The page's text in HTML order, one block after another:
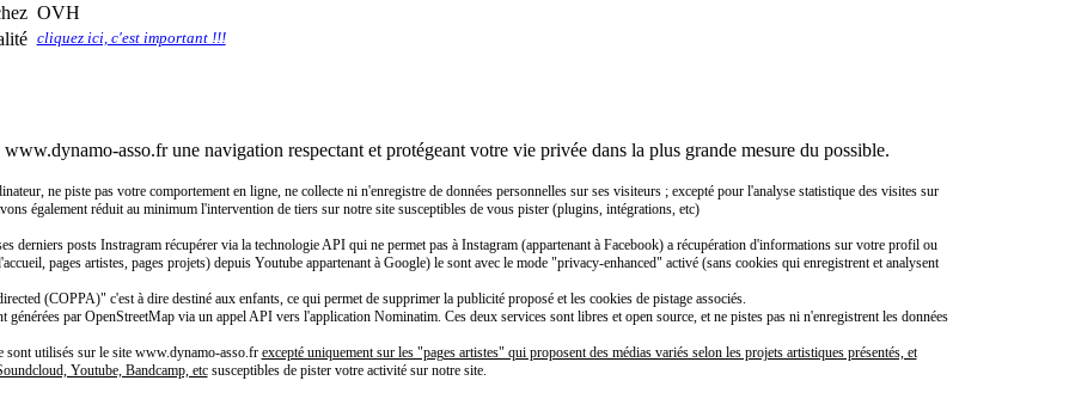
OVH
cliquez ici, c'est important !!!
asso.fr une navigation respectant et protégeant votre vie privée dans la plus grande mesure du possible.
ne piste pas votre comportement en ligne, ne collecte ni n'enregistre de données personnelles sur ses visiteurs ; excepté pour l'analyse statistique des visites sur
également réduit au minimum l'intervention de tiers sur notre site susceptibles de vous pister (plugins, intégrations, etc)
derniers posts Instragram récupérer via la technologie API qui ne permet pas à Instagram (appartenant à Facebook) a récupération d'informations sur votre profil ou
pages artistes, pages projets) depuis Youtube appartenant à Google) le sont avec le mode "privacy-enhanced" activé (sans cookies qui enregistrent et analysent
(COPPA)" c'est à dire destiné aux enfants, ce qui permet de supprimer la publicité proposé et les cookies de pistage associés.
générées par OpenStreetMap via un appel API vers l'application Nominatim. Ces deux services sont libres et open source, et ne pistes pas ni n'enregistrent les données
utilisés sur le site www.dynamo-asso.fr excepté uniquement sur les "pages artistes" qui proposent des médias variés selon les projets artistiques présentés, et
Youtube, Bandcamp, etcsusceptibles de pister votre activité sur notre site.